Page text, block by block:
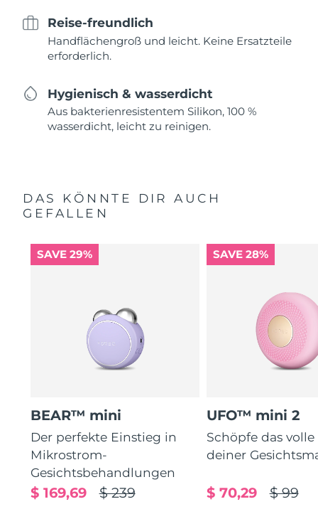
Reise-freundlich
Handflächengroß und leicht. Keine Ersatzteile
erforderlich.
Hygienisch & wasserdicht
Aus bakterienresistentem Silikon, 100 %
wasserdicht, leicht zu reinigen.
DAS KÖNNTE DIR AUCH
GEFALLEN
SAVE 29%
BEAR™ mini
Der perfekte Einstieg in
Mikrostrom-
Gesichtsbehandlungen
$ 239
$ 169,69
SAVE 28%
UFO™ mini 2
Schöpfe das
deiner
$ 99
$ 70,29